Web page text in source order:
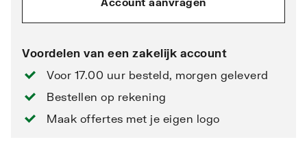
Voordelen van een zakelijk account
Voor 17.00 uur besteld, morgen geleverd
Bestellen op rekening
Maak offertes met je eigen logo